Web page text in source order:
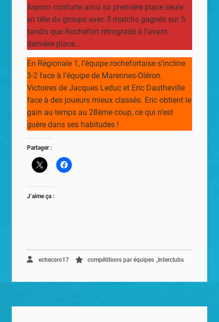
Aspom conforte ainsi sa première place seule
en tête du groupe avec 5 matchs gagnés sur 5
tandis que Rochefort rétrograde à l’avant-
dernière place…
En Régionale 1, l’équipe rochefortaise s’incline
3-2 face à l’équipe de Marennes-Oléron.
Victoires de Jacques Leduc et Eric Dautheville
face à des joueurs mieux classés. Eric obtient le
gain au temps au 28ème coup, ce qui n’est
guère dans ses habitudes !
Partager :
J’aime ça :
echecsro17 compétitions par équipes , Interclubs